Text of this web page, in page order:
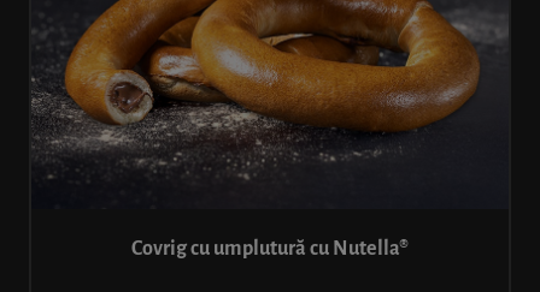
Covrig cu umplutură cu Nutella®